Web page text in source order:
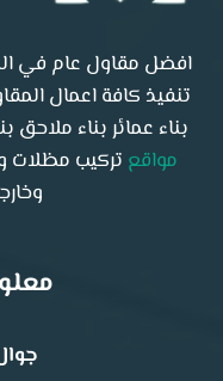
افضل مقاول عام في
تنفيذ كافة اعمال
بناء عمائر بناء ملاحق
مواقع تركيب مظلات